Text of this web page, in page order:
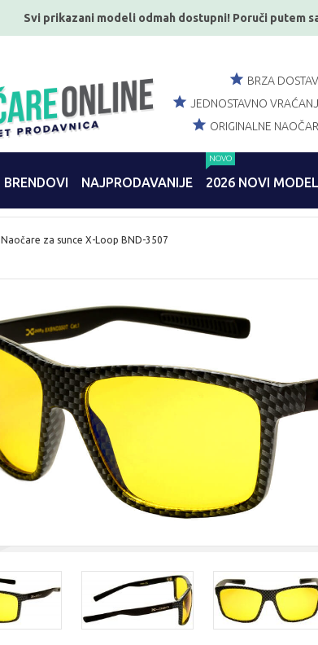
Svi prikazani modeli odmah dostupni! Poruči putem
BRZA
JEDNOSTAVNO
ORIGINALNE
BRENDOVI NAJPRODAVANIJE 2026 NOVI
NOVO
Naočare za sunce X-Loop BND-3507